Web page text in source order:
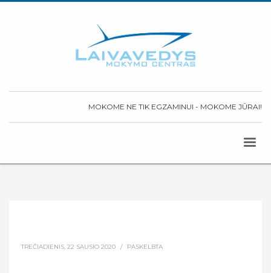
MOKOME NE TIK EGZAMINUI - MOKOME JŪRAI!
TREČIADIENIS, 22 SAUSIO 2020 / PASKELBTA